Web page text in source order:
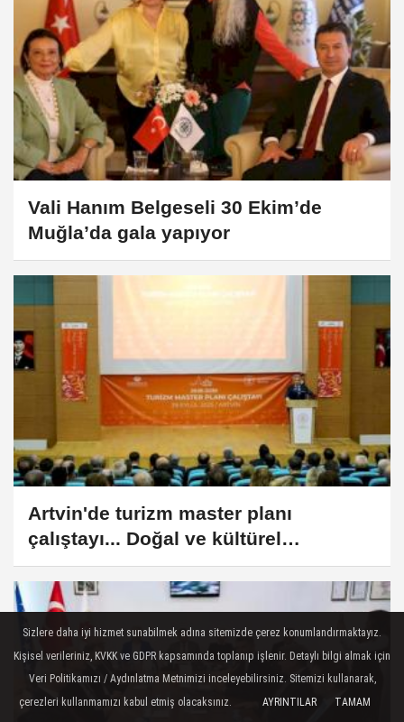
Vali Hanım Belgeseli 30 Ekim’de
Muğla’da gala yapıyor
Artvin'de turizm master planı
çalıştayı... Doğal ve kültürel
zenginlikler geleceğe taşınıyor
Sizlere daha iyi hizmet sunabilmek adına sitemizde çerez konumlandırmaktayız.
Kişisel verileriniz, KVKK ve GDPR kapsamında toplanıp işlenir. Detaylı bilgi almak için
Veri Politikamızı / Aydınlatma Metnimizi inceleyebilirsiniz. Sitemizi kullanarak,
çerezleri kullanmamızı kabul etmiş olacaksınız.
AYRINTILAR TAMAM